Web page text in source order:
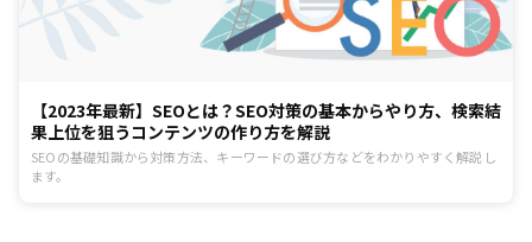
【2023年最新】SEOとは？SEO対策の基本からやり方、検索結
果上位を狙うコンテンツの作り方を解説
SEOの基礎知識から対策方法、キーワードの選び方などをわかりやすく解説し
ます。